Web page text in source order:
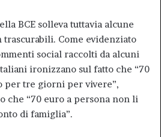
BCE solleva tuttavia alcune
Come evidenziato
social raccolti da alcuni
ironizzano sul fatto che “70
per tre giorni per vivere”,
che “70 euro a persona non li
di famiglia”.